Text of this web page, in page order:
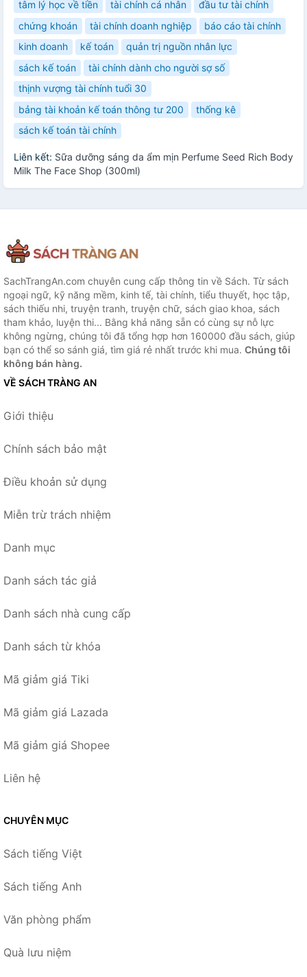
tâm lý học về tiền
tài chính cá nhân
đầu tư tài chính
chứng khoán
tài chính doanh nghiệp
báo cáo tài chính
kinh doanh
kế toán
quản trị nguồn nhân lực
sách kế toán
tài chính dành cho người sợ số
thịnh vượng tài chính tuổi 30
bảng tài khoản kế toán thông tư 200
thống kê
sách kế toán tài chính
Liên kết: Sữa dưỡng sáng da ẩm mịn Perfume Seed Rich Body
Milk The Face Shop (300ml)
SachTrangAn.com chuyên cung cấp thông tin về Sách. Từ sách
ngoại ngữ, kỹ năng mềm, kinh tế, tài chính, tiểu thuyết, học tập,
sách thiếu nhi, truyện tranh, truyện chữ, sách giao khoa, sách
tham khảo, luyện thi... Bằng khả năng sẵn có cùng sự nỗ lực
không ngừng, chúng tôi đã tổng hợp hơn 160000 đầu sách, giúp
bạn có thể so sánh giá, tìm giá rẻ nhất trước khi mua. Chúng tôi
không bán hàng.
VỀ SÁCH TRÀNG AN
Giới thiệu
Chính sách bảo mật
Điều khoản sử dụng
Miễn trừ trách nhiệm
Danh mục
Danh sách tác giả
Danh sách nhà cung cấp
Danh sách từ khóa
Mã giảm giá Tiki
Mã giảm giá Lazada
Mã giảm giá Shopee
Liên hệ
CHUYÊN MỤC
Sách tiếng Việt
Sách tiếng Anh
Văn phòng phẩm
Quà lưu niệm